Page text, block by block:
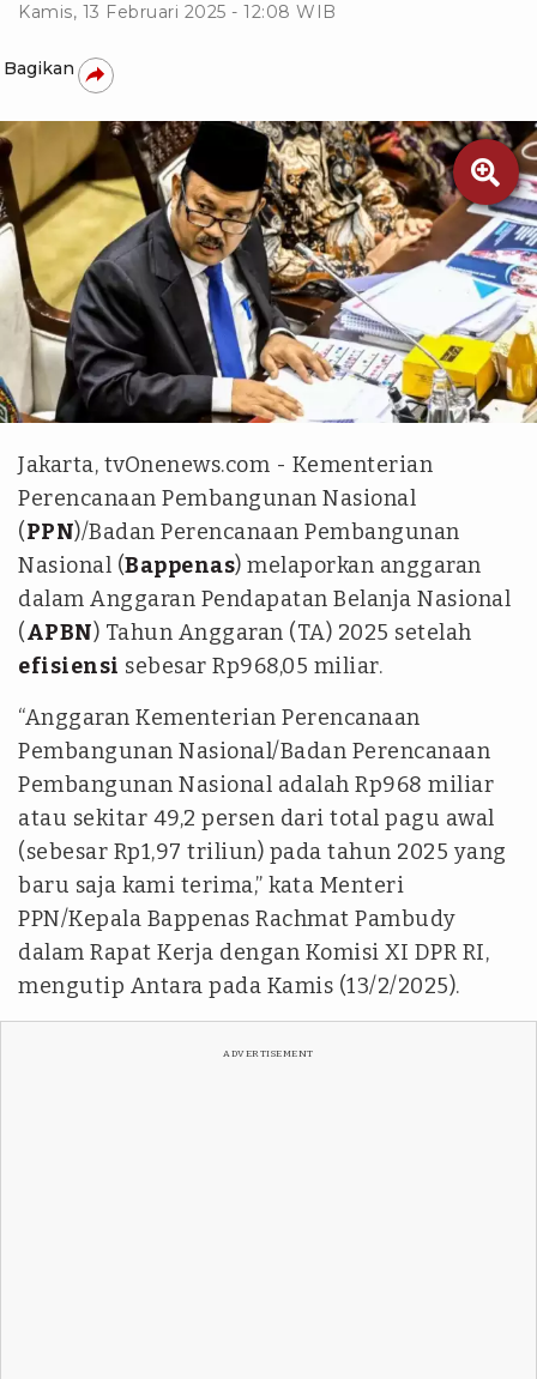
Kamis, 13 Februari 2025 - 12:08 WIB
Bagikan

Antara
Jakarta, tvOnenews.com - Kementerian
Perencanaan Pembangunan Nasional
(PPN)/Badan Perencanaan Pembangunan
Nasional (Bappenas) melaporkan anggaran
dalam Anggaran Pendapatan Belanja Nasional
(APBN) Tahun Anggaran (TA) 2025 setelah
efisiensi sebesar Rp968,05 miliar.
“Anggaran Kementerian Perencanaan
Pembangunan Nasional/Badan Perencanaan
Pembangunan Nasional adalah Rp968 miliar
atau sekitar 49,2 persen dari total pagu awal
(sebesar Rp1,97 triliun) pada tahun 2025 yang
baru saja kami terima,” kata Menteri
PPN/Kepala Bappenas Rachmat Pambudy
dalam Rapat Kerja dengan Komisi XI DPR RI,
mengutip Antara pada Kamis (13/2/2025).
ADVERTISEMENT